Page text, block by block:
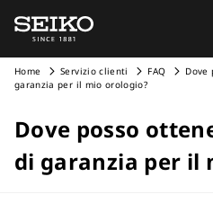
Home Servizio clienti FAQ
Dove
garanzia per il mio orologio?
Dove posso
di garanzia per il